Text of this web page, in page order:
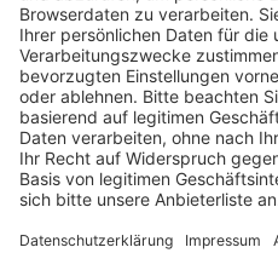
Horrem und Hennef
Veröffentlicht:Donnerstag,
Anzeige
Komplettausfall der